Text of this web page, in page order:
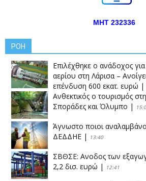
ΜΗΤ 232336
ΡΟΗ
Επιλέχθηκε ο ανάδοχος
αερίου στη Λάρισα –
επένδυση 600 εκατ. ευρώ |
Ανθεκτικός ο τουρισμός
Σποράδες και Όλυμπο |
Άγνωστο ποιοι
ΔΕΔΔΗΕ | 13:40
ΣΒΘΣΕ: Aνοδος των
2,2 δισ. ευρώ | 12:41